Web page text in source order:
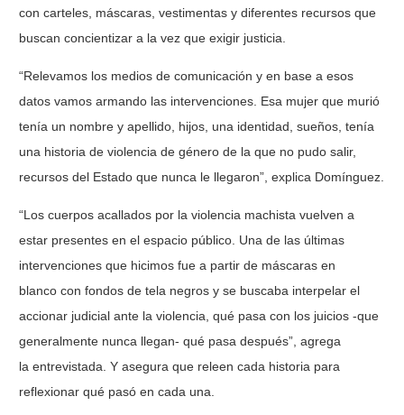
con carteles, máscaras, vestimentas y diferentes recursos que
buscan concientizar a la vez que exigir justicia.
“Relevamos los medios de comunicación y en base a esos
datos vamos armando las intervenciones. Esa mujer que murió
tenía un nombre y apellido, hijos, una identidad, sueños, tenía
una historia de violencia de género de la que no pudo salir,
recursos del Estado que nunca le llegaron”, explica Domínguez.
“Los cuerpos acallados por la violencia machista vuelven a
estar presentes en el espacio público. Una de las últimas
intervenciones que hicimos fue a partir de máscaras en
blanco con fondos de tela negros y se buscaba interpelar el
accionar judicial ante la violencia, qué pasa con los juicios -que
generalmente nunca llegan- qué pasa después”, agrega
la entrevistada. Y asegura que releen cada historia para
reflexionar qué pasó en cada una.